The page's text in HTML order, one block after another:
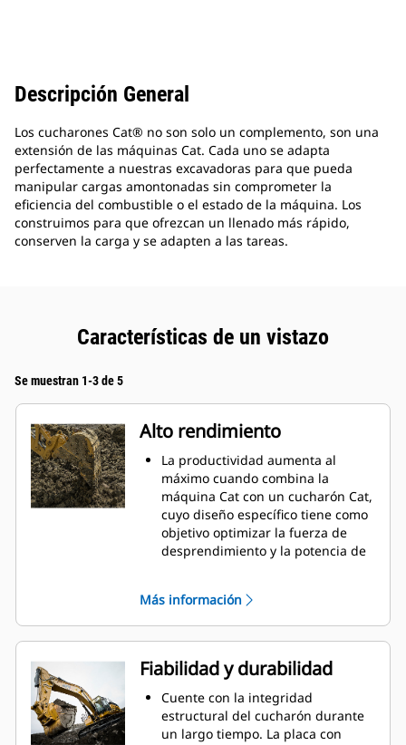
Descripción General
Los cucharones Cat® no son solo un complemento, son una
extensión de las máquinas Cat. Cada uno se adapta
perfectamente a nuestras excavadoras para que pueda
manipular cargas amontonadas sin comprometer la
eficiencia del combustible o el estado de la máquina. Los
construimos para que ofrezcan un llenado más rápido,
conserven la carga y se adapten a las tareas.
Características de un vistazo
Se muestran 1-3 de 5
Alto rendimiento
La productividad aumenta al
máximo cuando combina la
máquina Cat con un cucharón Cat,
cuyo diseño específico tiene como
objetivo optimizar la fuerza de
desprendimiento y la potencia de
radio mejora el flujo de material
hacia el cucharón. El espacio libre
adicional del talón asegura que la
parte inferior del cucharón no se
arrastre, lo que reduce los costos
de mantenimiento.
El consumo de combustible
alcanza el punto máximo durante
Más información
Fiabilidad y durabilidad
Cuente con la integridad
estructural del cucharón durante
un largo tiempo. La placa con